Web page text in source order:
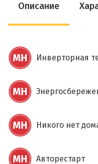
Описание
Инверторная
Никого нет
Авторестарт